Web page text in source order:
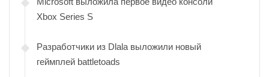
Xbox Series S
Разработчики из Dlala выложили новый
геймплей battletoads